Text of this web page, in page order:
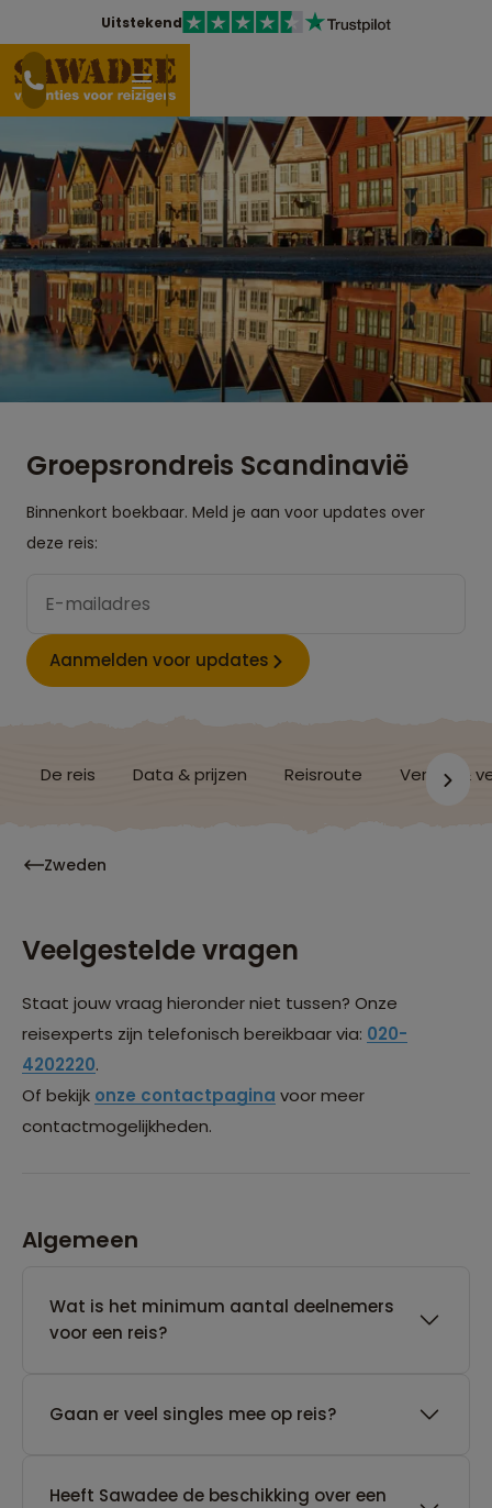
Uitstekend
Groepsrondreis Scandinavië
Binnenkort boekbaar. Meld je aan voor updates over
deze reis:
Aanmelden voor updates
De reis Data & prijzen Reisroute Verblijf &
Zweden
Veelgestelde vragen
Staat jouw vraag hieronder niet tussen? Onze
reisexperts zijn telefonisch bereikbaar via: 020-
4202220.
Of bekijk onze contactpagina voor meer
contactmogelijkheden.
Algemeen
Wat is het minimum aantal deelnemers
voor een reis?
Gaan er veel singles mee op reis?
Heeft Sawadee de beschikking over een